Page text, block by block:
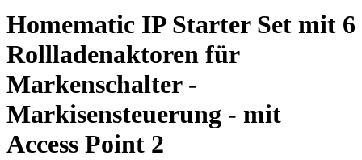
Homematic IP Starter Set mit 6
Rollladenaktoren für
Markenschalter -
Markisensteuerung - mit
Access Point 2